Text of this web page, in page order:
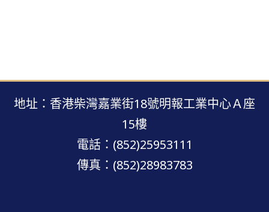
地址：香港柴灣嘉業街18號明報工業中心Ａ座
15樓
電話：(852)25953111
傳真：(852)28983783